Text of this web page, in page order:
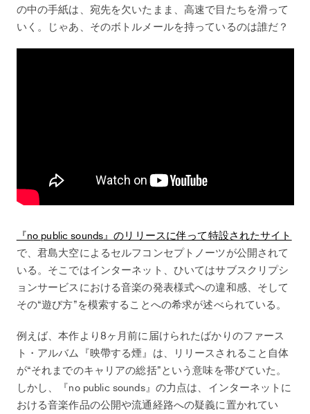
の中の手紙は、宛先を欠いたまま、高速で目たちを滑って
いく。じゃあ、そのボトルメールを持っているのは誰だ？
『no public sounds』のリリースに伴って特設されたサイト
で、君島大空によるセルフコンセプトノーツが公開されて
いる。そこではインターネット、ひいてはサブスクリプシ
ョンサービスにおける音楽の発表様式への違和感、そして
その“遊び方”を模索することへの希求が述べられている。
例えば、本作より8ヶ月前に届けられたばかりのファース
ト・アルバム『映帶する煙』は、リリースされること自体
が“それまでのキャリアの総括”という意味を帯びていた。
しかし、『no public sounds』の力点は、インターネットに
おける音楽作品の公開や流通経路への疑義に置かれてい